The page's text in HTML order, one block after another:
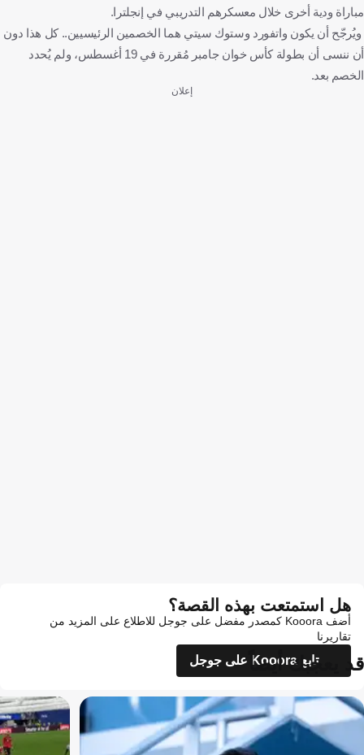
مباراة ودية أخرى خلال معسكرهم التدريبي في إنجلترا.
ويُرجّح أن يكون واتفورد وستوك سيتي هما الخصمين الرئيسيين.. كل هذا دون
أن ننسى أن بطولة كأس خوان جامبر مُقررة في 19 أغسطس، ولم يُحدد
الخصم بعد.
إعلان
هل استمتعت بهذه القصة؟
أضف Kooora كمصدر مفضل على جوجل للاطلاع على المزيد من
تقاريرنا
تابع Kooora على جوجل
قد يعجبك أيضاً